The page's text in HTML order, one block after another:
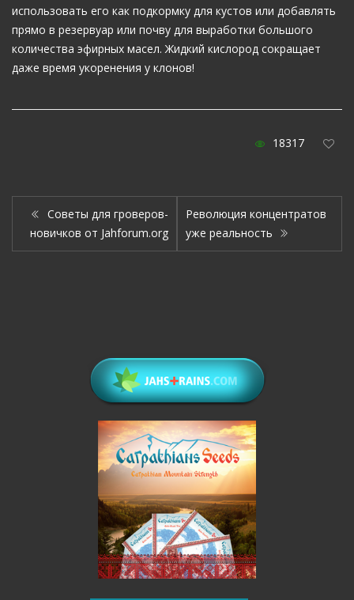
использовать его как подкормку для кустов или добавлять
прямо в резервуар или почву для выработки большого
количества эфирных масел. Жидкий кислород сокращает
даже время укоренения у клонов!
18317
Cоветы для гроверов-
новичков от Jahforum.org
Революция концентратов
уже реальность